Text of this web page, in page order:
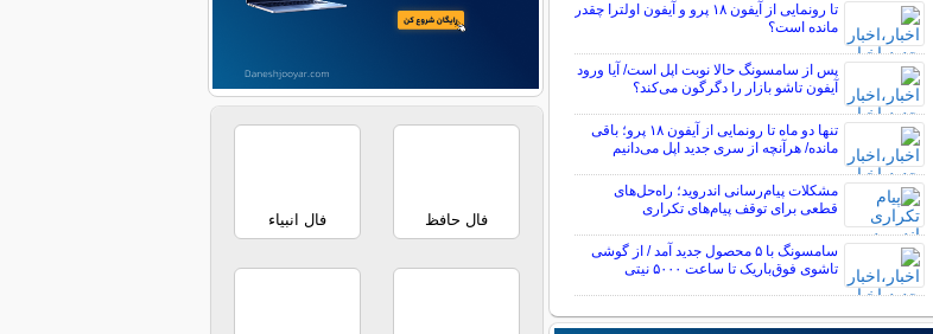
تا رونمایی از آیفون ۱۸ پرو و آیفون اولترا چقدر
مانده است؟
پس از سامسونگ حالا نوبت اپل است/ آیا ورود
آیفون تاشو بازار را دگرگون می‌کند؟
تنها دو ماه تا رونمایی از آیفون ۱۸ پرو؛ باقی
مانده/ هرآنچه از سری جدید اپل می‌دانیم
مشکلات پیام‌رسانی اندروید؛ راه‌حل‌های
قطعی برای توقف پیام‌های تکراری
سامسونگ با ۵ محصول جدید آمد / از گوشی
تاشوی فوق‌باریک تا ساعت ۵۰۰۰ نیتی
فال حافظ فال انبیاء